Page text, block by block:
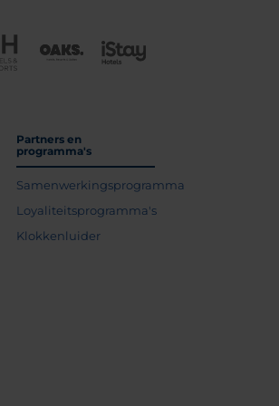
Partners en
programma's
Samenwerkingsprogramma
Loyaliteitsprogramma's
Klokkenluider